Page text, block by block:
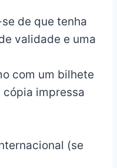
de que tenha
validade e uma
com um bilhete
impressa
(se